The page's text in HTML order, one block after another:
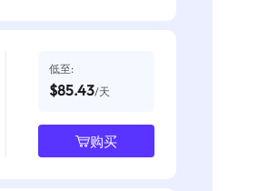
低至:
$85.43/天
购买